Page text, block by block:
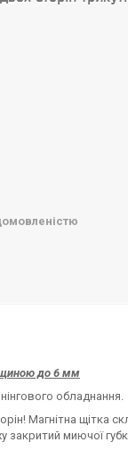
до 6 мм
обладнання.
Магнітна щітка
закритий миючої